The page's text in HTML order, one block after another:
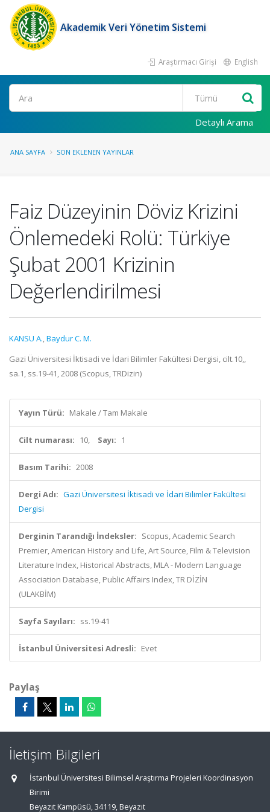
Akademik Veri Yönetim Sistemi
Araştırmacı Girişi English
Ara
Detaylı Arama
ANA SAYFA SON EKLENEN YAYINLAR
Faiz Düzeyinin Döviz Krizini
Önlemedeki Rolü: Türkiye
Şubat 2001 Krizinin
Değerlendirilmesi
KANSU A.,Baydur C. M.
Gazi Üniversitesi İktisadi ve İdari Bilimler Fakültesi Dergisi, cilt.10,,
sa.1, ss.19-41, 2008 (Scopus, TRDizin)
Yayın Türü: Makale / Tam Makale
Cilt numarası: 10, Sayı: 1
Basım Tarihi: 2008
Dergi Adı: Gazi Üniversitesi İktisadi ve İdari Bilimler Fakültesi
Dergisi
Derginin Tarandığı İndeksler: Scopus, Academic Search
Premier, American History and Life, Art Source, Film & Television
Literature Index, Historical Abstracts, MLA - Modern Language
Association Database, Public Affairs Index, TR DİZİN
(ULAKBİM)
Sayfa Sayıları: ss.19-41
İstanbul Üniversitesi Adresli: Evet
Paylaş
İletişim Bilgileri
İstanbul Üniversitesi Bilimsel Araştırma Projeleri Koordinasyon
Birimi
Beyazıt Kampüsü, 34119, Beyazıt